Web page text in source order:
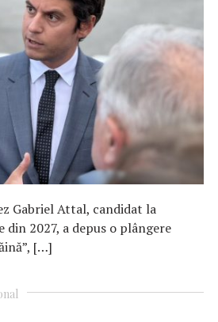
Gabriel Attal, candidat la
2027, a depus o plângere
[…]